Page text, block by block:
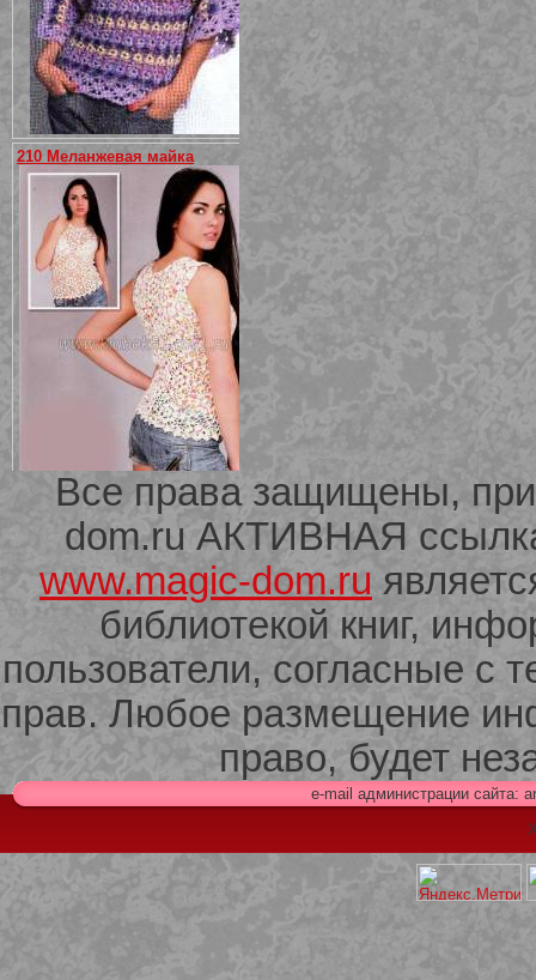
210 Меланжевая майка
209 Белая кофта из ленточного
Все права защищены,
dom.ru АКТИВНАЯ ссылка
www.magic-dom.ru
библиотекой книг,
пользователи, согласные с
прав. Любое размещение
право, будет
e-mail администрации сайта: